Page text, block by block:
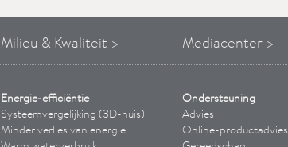
Milieu & Kwaliteit > Mediacenter >
Energie-efficiëntie
Systeemvergelijking (3D-huis)
Minder verlies van energie
Ondersteuning
Advies
Online-productadvies